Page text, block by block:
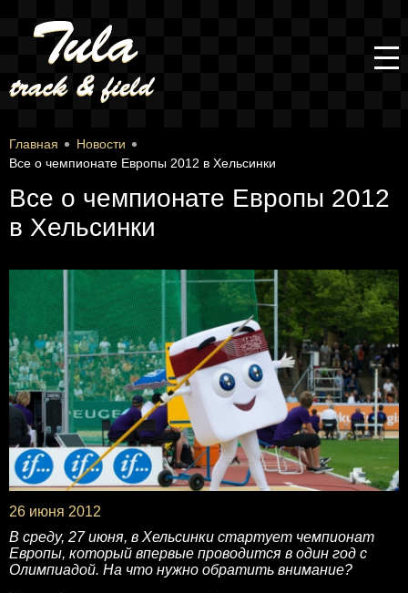
Главная
Новости
Все о чемпионате Европы 2012 в Хельсинки
Все о чемпионате Европы 2012
в Хельсинки
26 июня 2012
В среду, 27 июня, в Хельсинки стартует чемпионат
Европы, который впервые проводится в один год с
Олимпиадой. На что нужно обратить внимание?